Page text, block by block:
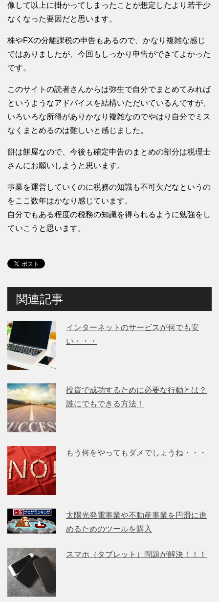
像して以上に掛かってしまったことが想定したより若干少
なくなった要因だと思います。
株やFXの分離課税の申告もあるので、かなり複雑な感じ
ではありましたが、今回もしっかり申告ができてよかった
です。
このサイトの読者さんからは弥生で自分でまとめてみれば
というようなアドバイスを結構いただいているんですが、
いろいろな所得がありかなり複雑なのでやはり自分でミス
なくまとめるのは難しいと感じました。
餅は餅屋なので、今後も確定申告のまとめの部分は税理士
さんにお願いしようと思います。
事業を運営していくのに税務の知識も不可欠だなというの
をここ数年はかなり感じています。
自分でもある程度の税務の知識を得られるように勉強をし
ていこうと思います。
関連記事
インターネットのサービスが何でも安
い・・・
投資で成功するために必要な行動とは？
誰にでもできる方法！
もう何をやってもダメでしょうね・・・
太陽光発電事業や不動産事業を円滑に進
めるためのツールを購入
スマホ（タブレット）問題が解決！！！